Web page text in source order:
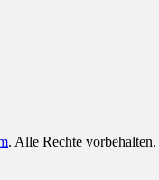
. Alle Rechte vorbehalten.